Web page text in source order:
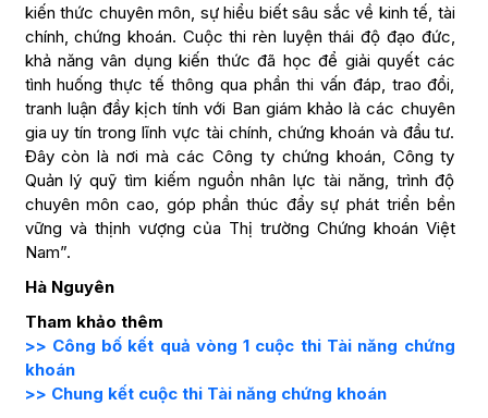
kiến thức chuyên môn, sự hiểu biết sâu sắc về kinh tế, tài
chính, chứng khoán. Cuộc thi rèn luyện thái độ đạo đức,
khả năng vân dụng kiến thức đã học để giải quyết các
tình huống thực tế thông qua phần thi vấn đáp, trao đổi,
tranh luận đầy kịch tính với Ban giám khảo là các chuyên
gia uy tín trong lĩnh vực tài chính, chứng khoán và đầu tư.
Đây còn là nơi mà các Công ty chứng khoán, Công ty
Quản lý quỹ tìm kiếm nguồn nhân lực tài năng, trình độ
chuyên môn cao, góp phần thúc đẩy sự phát triển bền
vững và thịnh vượng của Thị trường Chứng khoán Việt
Nam”.
Hà Nguyên
Tham khảo thêm
>> Công bố kết quả vòng 1 cuộc thi Tài năng chứng
khoán
>> Chung kết cuộc thi Tài năng chứng khoán